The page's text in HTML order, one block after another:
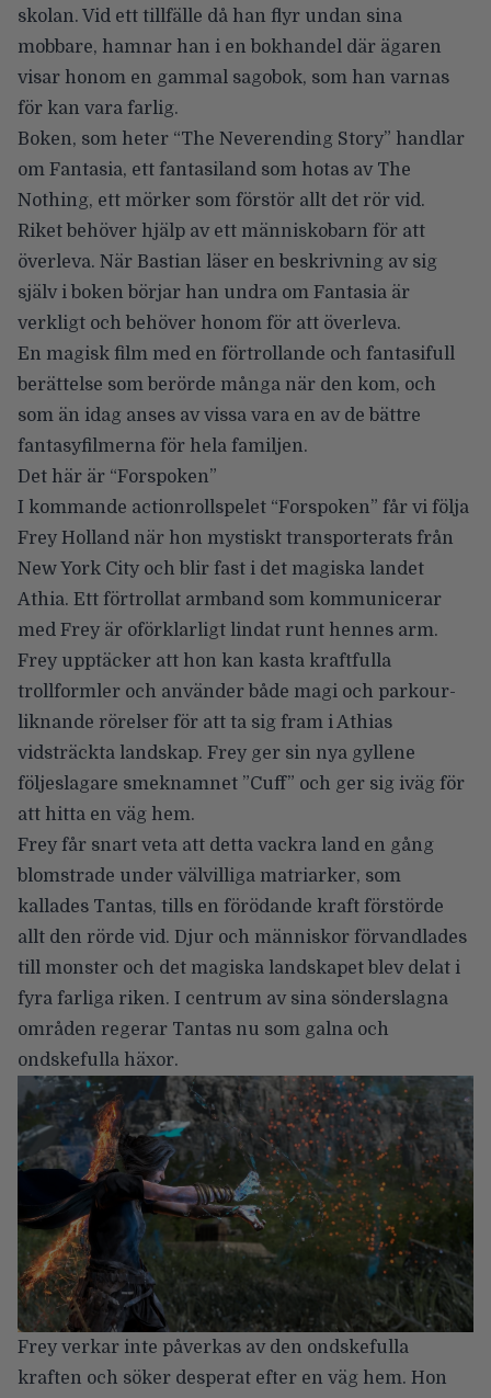
skolan. Vid ett tillfälle då han flyr undan sina
mobbare, hamnar han i en bokhandel där ägaren
visar honom en gammal sagobok, som han varnas
för kan vara farlig.
Boken, som heter “The Neverending Story” handlar
om Fantasia, ett fantasiland som hotas av The
Nothing, ett mörker som förstör allt det rör vid.
Riket behöver hjälp av ett människobarn för att
överleva. När Bastian läser en beskrivning av sig
själv i boken börjar han undra om Fantasia är
verkligt och behöver honom för att överleva.
En magisk film med en förtrollande och fantasifull
berättelse som berörde många när den kom, och
som än idag anses av vissa vara en av de bättre
fantasyfilmerna för hela familjen.
Det här är “Forspoken”
I kommande actionrollspelet “Forspoken” får vi följa
Frey Holland när hon mystiskt transporterats från
New York City och blir fast i det magiska landet
Athia. Ett förtrollat armband som kommunicerar
med Frey är oförklarligt lindat runt hennes arm.
Frey upptäcker att hon kan kasta kraftfulla
trollformler och använder både magi och parkour-
liknande rörelser för att ta sig fram i Athias
vidsträckta landskap. Frey ger sin nya gyllene
följeslagare smeknamnet ”Cuff” och ger sig iväg för
att hitta en väg hem.
Frey får snart veta att detta vackra land en gång
blomstrade under välvilliga matriarker, som
kallades Tantas, tills en förödande kraft förstörde
allt den rörde vid. Djur och människor förvandlades
till monster och det magiska landskapet blev delat i
fyra farliga riken. I centrum av sina sönderslagna
områden regerar Tantas nu som galna och
ondskefulla häxor.
Frey verkar inte påverkas av den ondskefulla
kraften och söker desperat efter en väg hem. Hon